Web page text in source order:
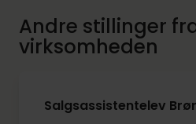
Andre stillinger
virksomheden
Salgsassistentelev